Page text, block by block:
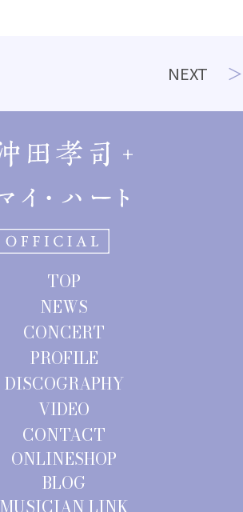
NEXT
TOP
NEWS
CONCERT
PROFILE
DISCOGRAPHY
VIDEO
CONTACT
ONLINESHOP
BLOG
MUSICIAN LINK